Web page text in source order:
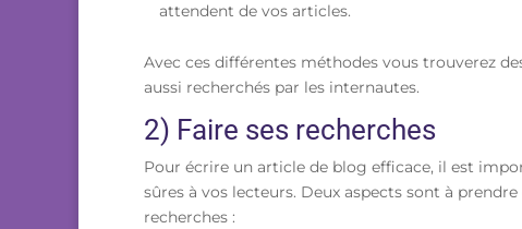
attendent de vos articles.
Avec ces différentes méthodes vous trouverez
aussi recherchés par les internautes.
2) Faire ses recherches
Pour écrire un article de blog efficace, il est
sûres à vos lecteurs. Deux aspects sont à
recherches :